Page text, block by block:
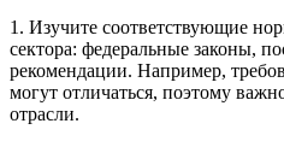
1. Изучите соответствующие
сектора: федеральные законы,
рекомендации. Например,
могут отличаться, поэтому
отрасли.